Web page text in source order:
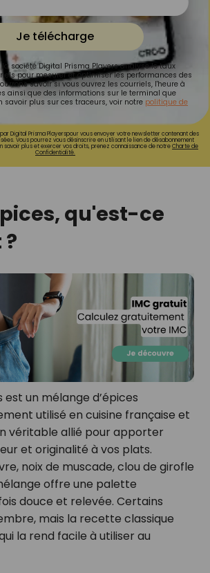
Je télécharge
la société Digital Prisma Players analyse le taux
pour mesurer et optimiser les performances des
savoir si vous ouvrez les courriels, l'heure à
ainsi que des informations sur le terminal que
savoir plus sur ces traceurs, voir notre politique de
Digital Prisma Playerspour vous envoyer votre newsletter contenant des
Vous pourrez vous désinscrire en utilisant le lien de désabonnement
savoir plus et exercer vos droits, prenez connaissance de notreCharte de
Confidentialité.
qu'est-ce
un mélange d’épices
utilisé en cuisine française et
véritable allié pour apporter
et originalité à vos plats.
noix de muscade, clou de girofle
offre une palette
douce et relevée. Certains
mais la recette classique
la rend facile à utiliser au